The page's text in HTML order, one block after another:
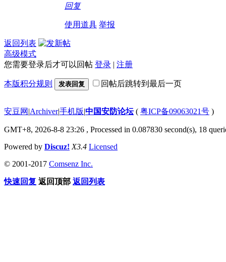
回复
使用道具 举报
返回列表
高级模式
您需要登录后才可以回帖 登录 | 注册
本版积分规则 发表回复 回帖后跳转到最后一页
安豆网 |Archiver|手机版|中国安防论坛( 粤ICP备09063021号 )
GMT+8, 2026-8-8 23:26 , Processed in 0.087830 second(s), 18
Powered by Discuz! X3.4 Licensed
© 2001-2017 Comsenz Inc.
快速回复 返回顶部 返回列表